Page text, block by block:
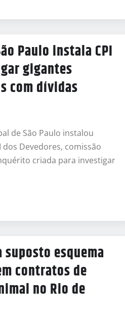
Paulo instala CPI
gigantes
com dívidas
de São Paulo instalou
dos Devedores, comissão
criada para investigar
suposto esquema
contratos de
no Rio de